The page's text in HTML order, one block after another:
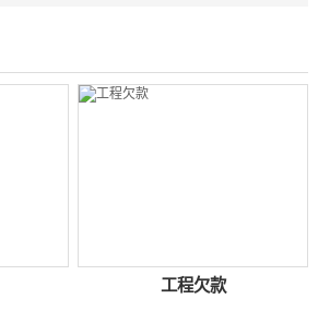
工程欠款